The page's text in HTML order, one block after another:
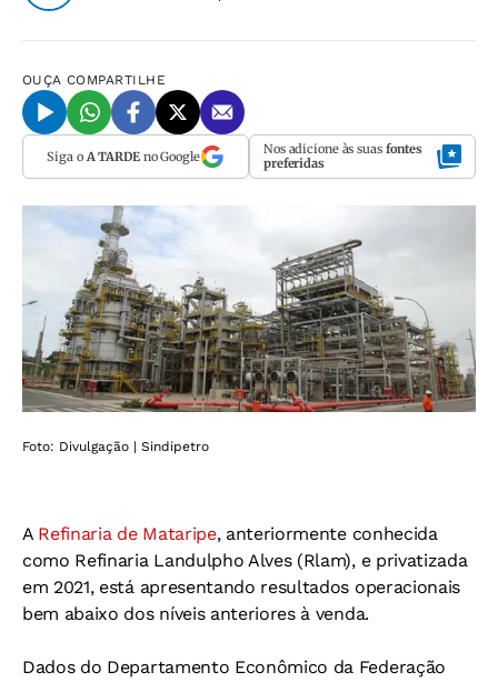
OUÇA COMPARTILHE
Siga o A TARDEno Google Nos adicione às suas fontes
preferidas
Foto: Divulgação | Sindipetro
A Refinaria de Mataripe, anteriormente conhecida
como Refinaria Landulpho Alves (Rlam), e privatizada
em 2021, está apresentando resultados operacionais
bem abaixo dos níveis anteriores à venda.
Dados do Departamento Econômico da Federação